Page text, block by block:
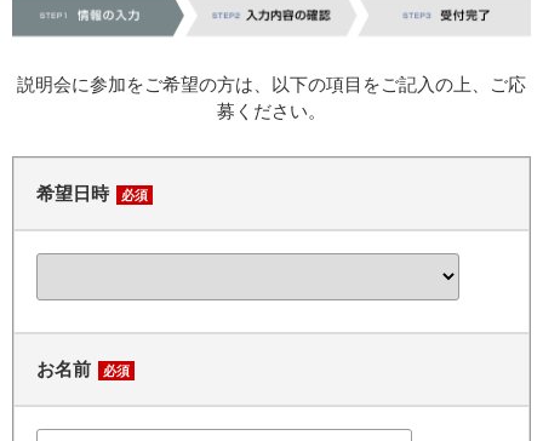
説明会に参加をご希望の方は、以下の項目をご記入の上、ご応
募ください。
希望日時 必須
お名前 必須